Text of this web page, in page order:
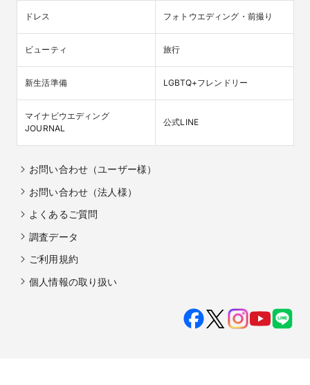
ドレス フォトウエディング・前撮り
ビューティ 旅行
新生活準備 LGBTQ+フレンドリー
マイナビウエディング
JOURNAL
公式LINE
お問い合わせ（ユーザー様）
お問い合わせ（法人様）
よくあるご質問
調査データ
ご利用規約
個人情報の取り扱い